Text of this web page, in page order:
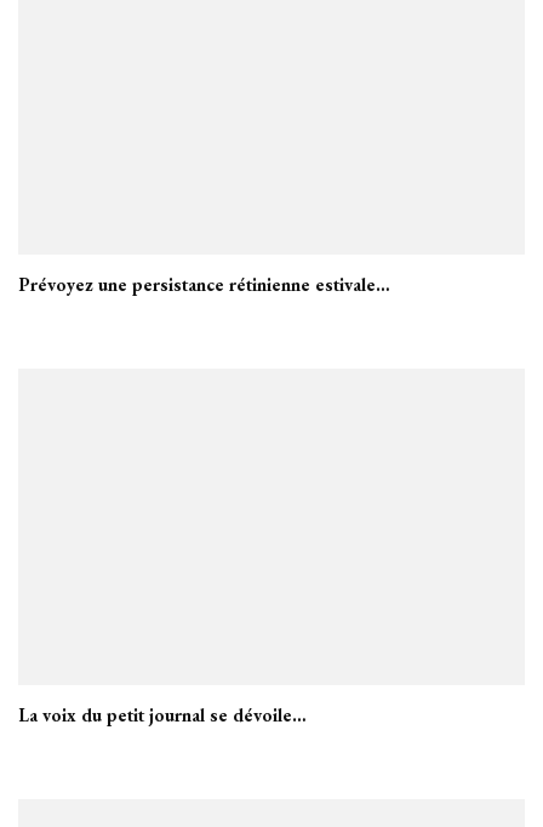
Prévoyez une persistance rétinienne estivale…
La voix du petit journal se dévoile…